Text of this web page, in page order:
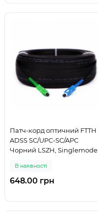
Патч-корд оптичний FTTH
ADSS SC/UPC-SC/APC
Чорний LSZH, Singlemode
В наявності
648.00 грн